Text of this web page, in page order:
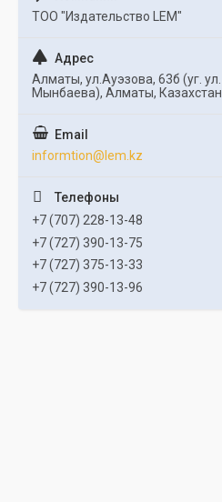
ТОО "Издательство LEM"
Алматы, ул.Ауэзова, 63б (уг. ул.
Мынбаева), Алматы, Казахстан
informtion@lem.kz
+7 (707) 228-13-48
+7 (727) 390-13-75
+7 (727) 375-13-33
+7 (727) 390-13-96